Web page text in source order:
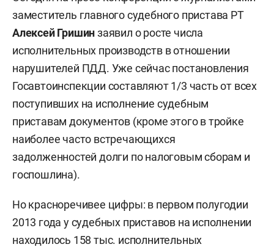
заместитель главного судебного пристава РТ
Алексей Гришинзаявил о росте числа
исполнительных производств в отношении
нарушителей ПДД. Уже сейчас постановления
Госавтоинспекции составляют 1/3 часть от всех
поступивших на исполнение судебным
приставам документов (кроме этого в тройке
наиболее часто встречающихся
задолженностей долги по налоговым сборам и
госпошлина).
Но красноречивее цифры: в первом полугодии
2013 года у судебных приставов на исполнении
находилось 158 тыс. исполнительных